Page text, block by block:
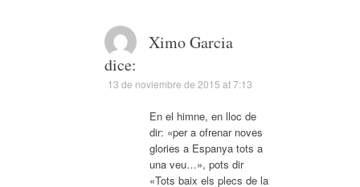
Ximo Garcia
dice:
13 de noviembre de 2015 at 7:13
En el himne, en lloc de
dir: «per a ofrenar noves
glories a Espanya tots a
una veu…», pots dir
«Tots baix els plecs de la